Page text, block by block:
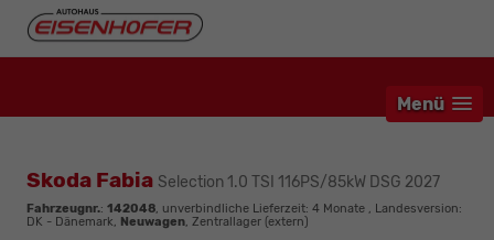
Menü
Skoda Fabia Selection 1.0 TSI 116PS/85kW DSG 2027
Fahrzeugnr.: 142048, unverbindliche Lieferzeit: 4 Monate , Landesversion:
DK - Dänemark, Neuwagen, Zentrallager (extern)